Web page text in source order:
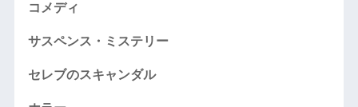
コメディ
サスペンス・ミステリー
セレブのスキャンダル